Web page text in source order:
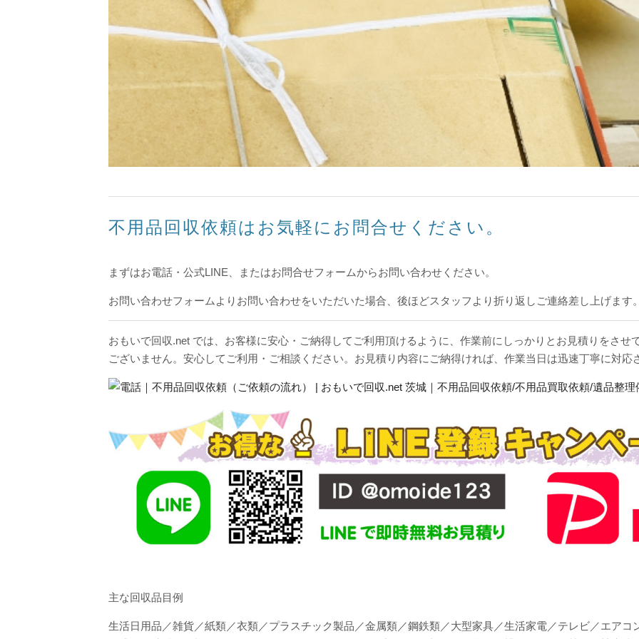
不用品回収依頼はお気軽にお問合せください。
まずはお電話・公式LINE、またはお問合せフォームからお問い合わせください。
お問い合わせフォームよりお問い合わせをいただいた場合、後ほどスタッフより折り返しご連絡差し上げます
おもいで回収.net では、お客様に安心・ご納得してご利用頂けるように、作業前にしっかりとお見積りをさせ
ございません。安心してご利用・ご相談ください。お見積り内容にご納得ければ、作業当日は迅速丁寧に対応
主な回収品目例
生活日用品／雑貨／紙類／衣類／プラスチック製品／金属類／鋼鉄類／大型家具／生活家電／テレビ／エア